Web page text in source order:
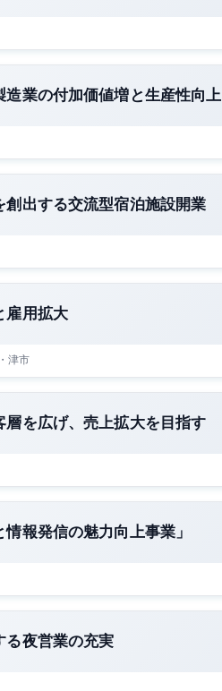
業の付加価値増と生産性向上
出する交流型宿泊施設開業
雇用拡大
・津市
を広げ、売上拡大を目指す
報発信の魅力向上事業」
る夜営業の充実